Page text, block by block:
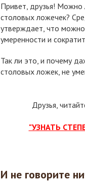
Привет, друзья! Можно
столовых ложечек?
утверждает, что
умеренности и
Так ли это, и почему
столовых ложек, не
Друзья,
"УЗНАТЬ
И не говорите